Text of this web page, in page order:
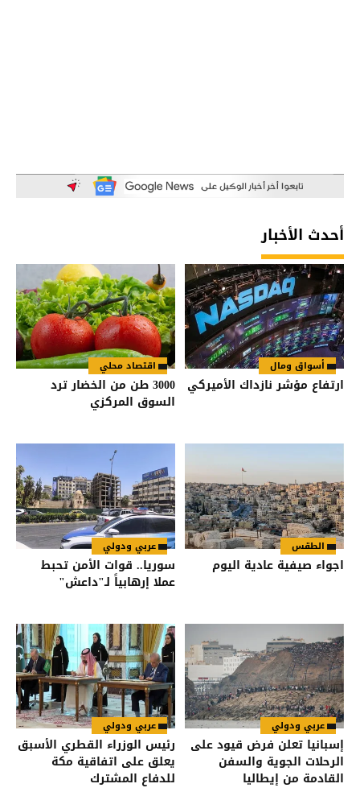
أحدث الأخبار
أسواق ومال
ارتفاع مؤشر نازداك الأميركي
اقتصاد محلي
3000 طن من الخضار ترد
السوق المركزي
الطقس
اجواء صيفية عادية اليوم
عربي ودولي
سوريا.. قوات الأمن تحبط
عملا إرهابياً لـ"داعش"
عربي ودولي
إسبانيا تعلن فرض قيود على
الرحلات الجوية والسفن
القادمة من إيطاليا
عربي ودولي
رئيس الوزراء القطري الأسبق
يعلق على اتفاقية مكة
للدفاع المشترك